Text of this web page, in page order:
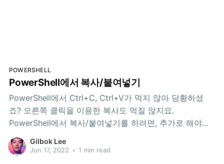
POWERSHELL
PowerShell에서 복사/붙여넣기
PowerShell에서 Ctrl+C, Ctrl+V가 먹지 않아 당황하셨
죠? 오른쪽 클릭을 이용한 복사도 먹질 않지요.
PowerShell에서 복사/붙여넣기를 하려면, 추가로 해야할
일이 있습니다. PowerShell에 오른쪽 클릭을 하고 파일 위
치 열기 를 클릭합니다. PowerShell 아이콘에 오른쪽 클릭
Gilbok Lee
Jun 17, 2022 • 1 min read